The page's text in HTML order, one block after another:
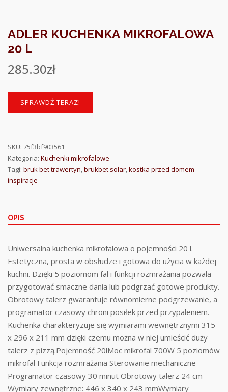
ADLER KUCHENKA MIKROFALOWA
20 L
285.30zł
SPRAWDŹ TERAZ!
SKU: 75f3bf903561
Kategoria: Kuchenki mikrofalowe
Tagi: bruk bet trawertyn,brukbet solar,kostka przed domem
inspiracje
OPIS
Uniwersalna kuchenka mikrofalowa o pojemności 20 l.
Estetyczna, prosta w obsłudze i gotowa do użycia w każdej
kuchni. Dzięki 5 poziomom fal i funkcji rozmrażania pozwala
przygotować smaczne dania lub podgrzać gotowe produkty.
Obrotowy talerz gwarantuje równomierne podgrzewanie, a
programator czasowy chroni posiłek przed przypaleniem.
Kuchenka charakteryzuje się wymiarami wewnętrznymi 315
x 296 x 211 mm dzięki czemu można w niej umieścić duży
talerz z pizzą.Pojemność 20lMoc mikrofal 700W 5 poziomów
mikrofal Funkcja rozmrażania Sterowanie mechaniczne
Programator czasowy 30 minut Obrotowy talerz 24 cm
Wymiary zewnętrzne: 446 x 340 x 243 mmWymiary